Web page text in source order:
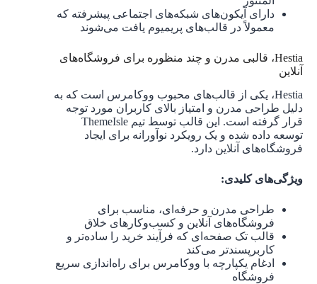
دارای آیکون‌های شبکه‌های اجتماعی پیشرفته که
معمولاً در قالب‌های پریمیوم یافت می‌شوند
Hestia، قالبی مدرن و چند منظوره برای فروشگاه‌های
آنلاین
Hestia، یکی از قالب‌های محبوب ووکامرس است که به
دلیل طراحی مدرن و امتیاز بالای کاربران مورد توجه
قرار گرفته است. این قالب توسط تیم ThemeIsle
توسعه داده شده و یک رویکرد نوآورانه برای ایجاد
فروشگاه‌های آنلاین دارد.
ویژگی‌های کلیدی:
طراحی مدرن و حرفه‌ای، مناسب برای
فروشگاه‌های آنلاین و کسب‌وکارهای خلاق
قالب تک ‌صفحه‌ای که فرآیند خرید را ساده‌تر و
کاربرپسندتر می‌کند
ادغام یکپارچه با ووکامرس برای راه‌اندازی سریع
فروشگاه